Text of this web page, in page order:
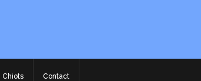
Chiots Contact